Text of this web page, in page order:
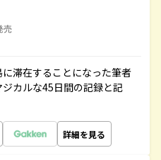
売
滞在することになった筆者
カルな45日間の記録と記
詳細を見る